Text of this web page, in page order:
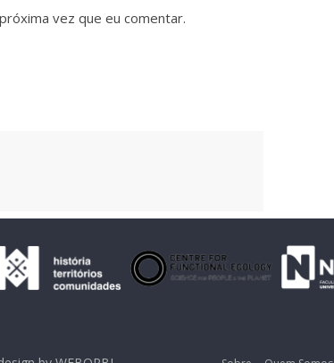
vez que eu comentar.